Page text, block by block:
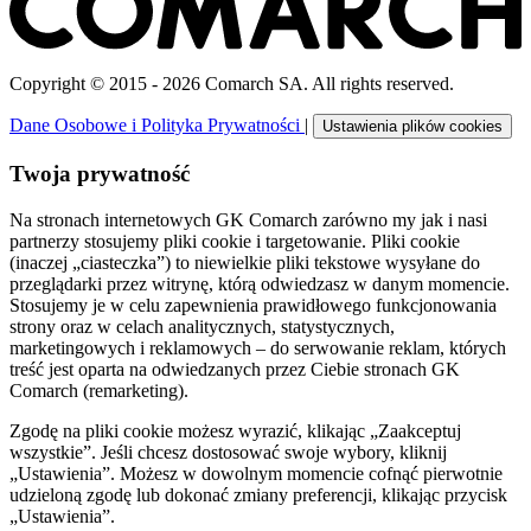
Copyright © 2015 - 2026 Comarch SA. All rights reserved.
Dane Osobowe i Polityka Prywatności | Ustawienia plików cookies
Twoja prywatność
Na stronach internetowych GK Comarch zarówno my jak i nasi
partnerzy stosujemy pliki cookie i targetowanie. Pliki cookie
(inaczej „ciasteczka”) to niewielkie pliki tekstowe wysyłane do
przeglądarki przez witrynę, którą odwiedzasz w danym momencie.
Stosujemy je w celu zapewnienia prawidłowego funkcjonowania
strony oraz w celach analitycznych, statystycznych,
marketingowych i reklamowych – do serwowanie reklam, których
treść jest oparta na odwiedzanych przez Ciebie stronach GK
Comarch (remarketing).
Zgodę na pliki cookie możesz wyrazić, klikając „Zaakceptuj
wszystkie”. Jeśli chcesz dostosować swoje wybory, kliknij
„Ustawienia”. Możesz w dowolnym momencie cofnąć pierwotnie
udzieloną zgodę lub dokonać zmiany preferencji, klikając przycisk
„Ustawienia”.